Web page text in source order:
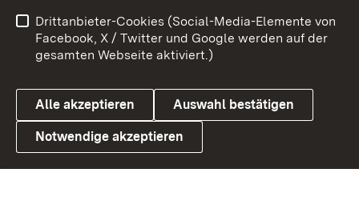
Link zum Landesportal
Benutzungshinweise
Barrierefreiheit
Datenschutz
Cookies
Drittanbieter-Cookies (Social-Media-Elemente von
Facebook, X / Twitter und Google werden auf der
gesamten Webseite aktiviert.)
Alle akzeptieren Auswahl bestätigen
Notwendige akzeptieren